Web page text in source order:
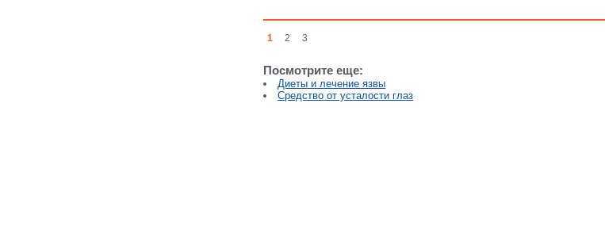
1 2 3
Посмотрите еще:
Диеты и лечение язвы
Средство от усталости глаз